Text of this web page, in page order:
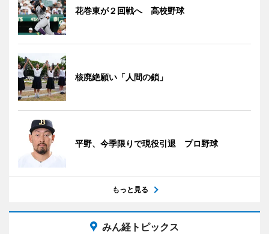
花巻東が２回戦へ 高校野球
核廃絶願い「人間の鎖」
平野、今季限りで現役引退 プロ野球
もっと見る
みん経トピックス